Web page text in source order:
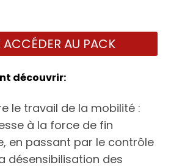
ACCÉDER AU PACK
découvrir:
le travail de la mobilité :
à la force de fin
en passant par le contrôle
désensibilisation des